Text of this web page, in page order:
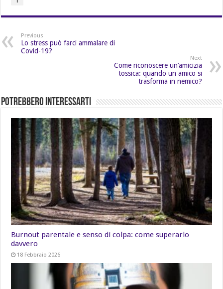
Previous
Lo stress può farci ammalare di
Covid-19?
Next
Come riconoscere un’amicizia
tossica: quando un amico si
trasforma in nemico?
Potrebbero Interessarti
Burnout parentale e senso di colpa: come superarlo
davvero
18 Febbraio 2026